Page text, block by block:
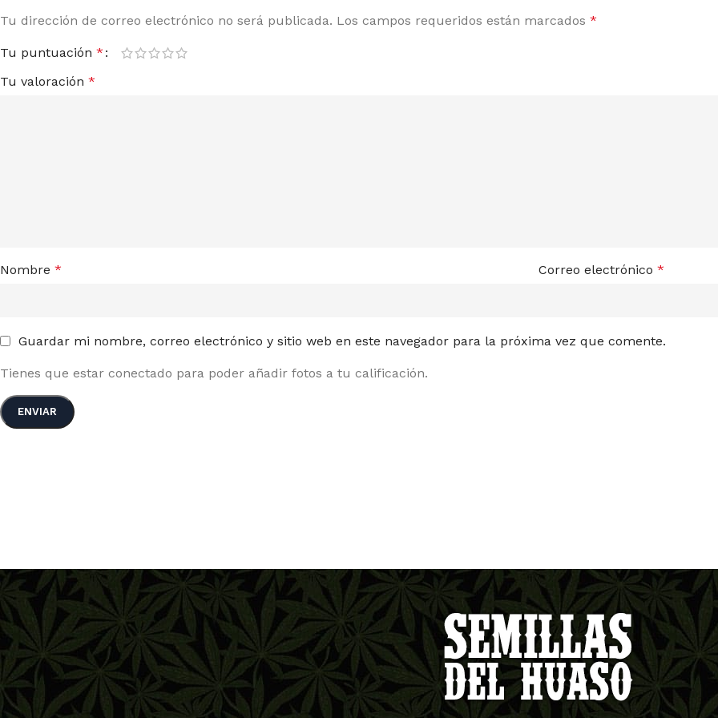
Tu dirección de correo electrónico no será publicada. Los campos requeridos están marcados *
Tu puntuación *
Tu valoración *
Nombre * Correo electrónico *
Guardar mi nombre, correo electrónico y sitio web en este navegador para la próxima vez que comente.
Tienes que estar conectado para poder añadir fotos a tu calificación.